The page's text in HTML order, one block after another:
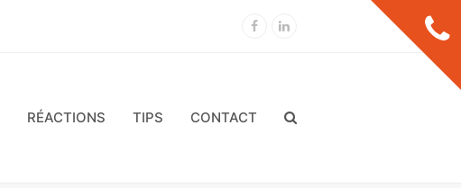
Facebook
RÉACTIONS TIPS CONTACT